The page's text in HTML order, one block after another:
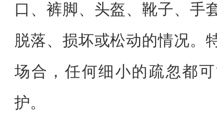
口、裤脚、头盔、靴子、手
脱落、损坏或松动的情况。
场合，任何细小的疏忽都
护。